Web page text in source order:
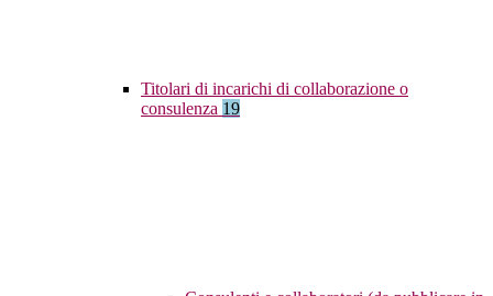
Titolari di incarichi di collaborazione o
consulenza 19